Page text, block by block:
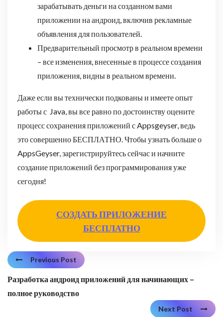
зарабатывать деньги на созданном вами
приложении на андроид, включив рекламные
объявления для пользователей.
Предварительный просмотр в реальном времени
– все изменения, внесенные в процессе создания
приложения, видны в реальном времени.
Даже если вы технически подкованы и имеете опыт
работы с Java, вы все равно по достоинству оцените
процесс сохранения приложений с Appsgeyser, ведь
это совершенно БЕСПЛАТНО. Чтобы узнать больше о
AppsGeyser, зарегистрируйтесь сейчас и начните
создание приложений без программирования уже
сегодня!
СОЗДАТЬ ПРИЛОЖЕНИЕ
БЕСПЛАТНО
Previous Post
Разработка андроид приложений для начинающих –
полное руководство
Next Post